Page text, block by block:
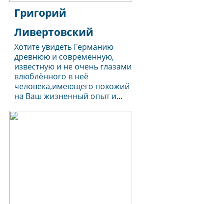
Григорий
Ливертовский
Хотите увидеть Германию
древнюю и современную,
известную и не очень глазами
влюблённого в неё
человека,имеющего похожий
на Ваш жизненный опыт и...